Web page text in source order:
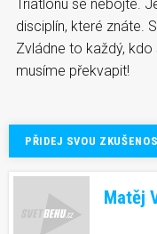
Triatlonu se nebojte.
disciplín, které znáte.
Zvládne to každý,
musíme překvapit!
PŘIDEJ SVOU
Matěj